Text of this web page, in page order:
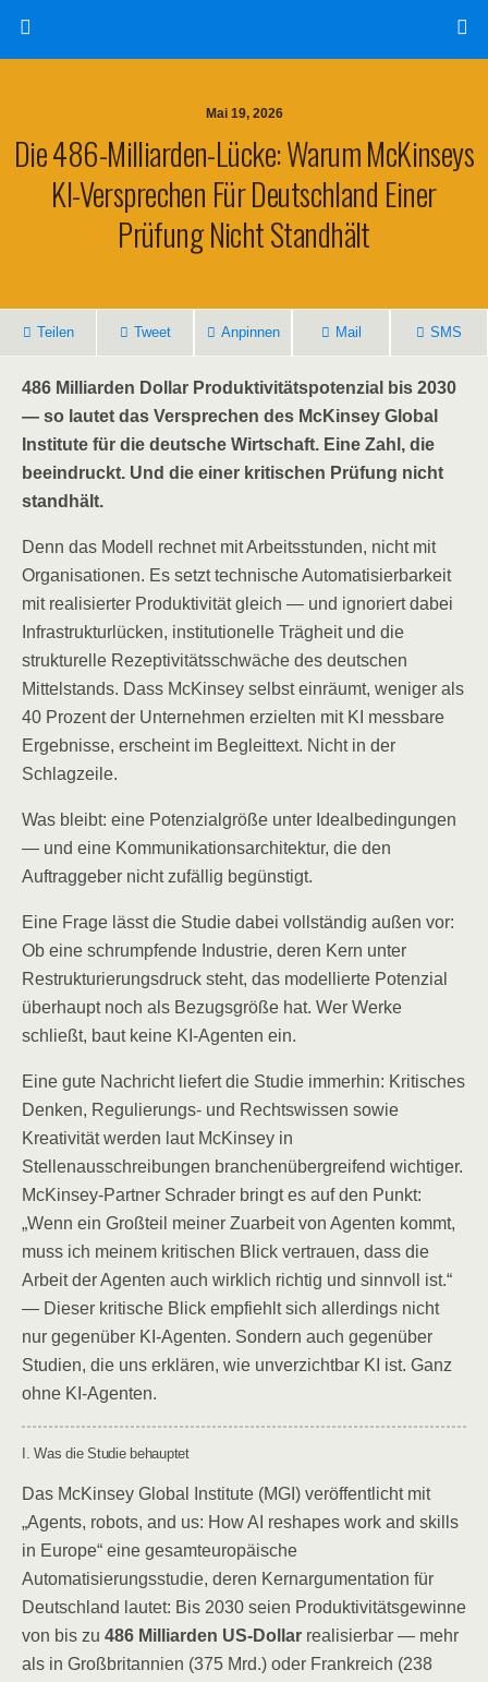
Mai 19, 2026
Die 486-Milliarden-Lücke: Warum McKinseys
KI-Versprechen Für Deutschland Einer
Prüfung Nicht Standhält
Teilen Tweet Anpinnen Mail SMS
486 Milliarden Dollar Produktivitätspotenzial bis 2030
— so lautet das Versprechen des McKinsey Global
Institute für die deutsche Wirtschaft. Eine Zahl, die
beeindruckt. Und die einer kritischen Prüfung nicht
standhält.
Denn das Modell rechnet mit Arbeitsstunden, nicht mit
Organisationen. Es setzt technische Automatisierbarkeit
mit realisierter Produktivität gleich — und ignoriert dabei
Infrastrukturlücken, institutionelle Trägheit und die
strukturelle Rezeptivitätsschwäche des deutschen
Mittelstands. Dass McKinsey selbst einräumt, weniger als
40 Prozent der Unternehmen erzielten mit KI messbare
Ergebnisse, erscheint im Begleittext. Nicht in der
Schlagzeile.
Was bleibt: eine Potenzialgröße unter Idealbedingungen
— und eine Kommunikationsarchitektur, die den
Auftraggeber nicht zufällig begünstigt.
Eine Frage lässt die Studie dabei vollständig außen vor:
Ob eine schrumpfende Industrie, deren Kern unter
Restrukturierungsdruck steht, das modellierte Potenzial
überhaupt noch als Bezugsgröße hat. Wer Werke
schließt, baut keine KI-Agenten ein.
Eine gute Nachricht liefert die Studie immerhin: Kritisches
Denken, Regulierungs- und Rechtswissen sowie
Kreativität werden laut McKinsey in
Stellenausschreibungen branchenübergreifend wichtiger.
McKinsey-Partner Schrader bringt es auf den Punkt:
„Wenn ein Großteil meiner Zuarbeit von Agenten kommt,
muss ich meinem kritischen Blick vertrauen, dass die
Arbeit der Agenten auch wirklich richtig und sinnvoll ist.“
— Dieser kritische Blick empfiehlt sich allerdings nicht
nur gegenüber KI-Agenten. Sondern auch gegenüber
Studien, die uns erklären, wie unverzichtbar KI ist. Ganz
ohne KI-Agenten.
I. Was die Studie behauptet
Das McKinsey Global Institute (MGI) veröffentlicht mit
„Agents, robots, and us: How AI reshapes work and skills
in Europe“ eine gesamteuropäische
Automatisierungsstudie, deren Kernargumentation für
Deutschland lautet: Bis 2030 seien Produktivitätsgewinne
von bis zu 486 Milliarden US-Dollar realisierbar — mehr
als in Großbritannien (375 Mrd.) oder Frankreich (238